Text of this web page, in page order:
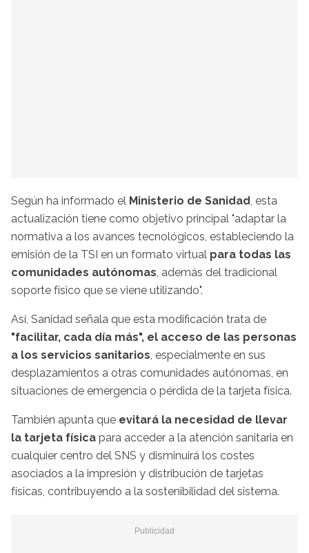
Según ha informado el Ministerio de Sanidad, esta
actualización tiene como objetivo principal "adaptar la
normativa a los avances tecnológicos, estableciendo la
emisión de la TSI en un formato virtual para todas las
comunidades autónomas, además del tradicional
soporte físico que se viene utilizando".
Así, Sanidad señala que esta modificación trata de
"facilitar, cada día más", el acceso de las personas
a los servicios sanitarios, especialmente en sus
desplazamientos a otras comunidades autónomas, en
situaciones de emergencia o pérdida de la tarjeta física.
También apunta que evitará la necesidad de llevar
la tarjeta física para acceder a la atención sanitaria en
cualquier centro del SNS y disminuirá los costes
asociados a la impresión y distribución de tarjetas
físicas, contribuyendo a la sostenibilidad del sistema.